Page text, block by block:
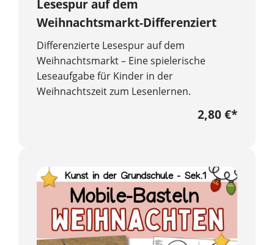
Lesespur auf dem
Weihnachtsmarkt-Differenziert
Differenzierte Lesespur auf dem
Weihnachtsmarkt – Eine spielerische
Leseaufgabe für Kinder in der
Weihnachtszeit zum Lesenlernen.
2,80 €*